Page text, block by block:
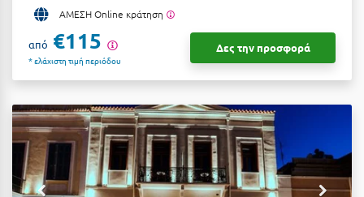
Σκύρος
Σούνιο
Σπάρτη
Σπέτσες
Σποράδες
Σύβοτα
ΑΜΕΣΗ Online κράτηση
από €115
* ελάχιστη τιμή περιόδου
Δες την προσφορά